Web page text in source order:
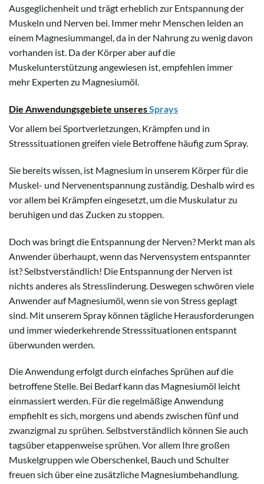
Ausgeglichenheit und trägt erheblich zur Entspannung der
Muskeln und Nerven bei. Immer mehr Menschen leiden an
einem Magnesiummangel, da in der Nahrung zu wenig davon
vorhanden ist. Da der Körper aber auf die
Muskelunterstützung angewiesen ist, empfehlen immer
mehr Experten zu Magnesiumöl.
Die Anwendungsgebiete unseresSprays
Vor allem bei Sportverletzungen, Krämpfen und in
Stresssituationen greifen viele Betroffene häufig zum Spray.
Sie bereits wissen, ist Magnesium in unserem Körper für die
Muskel- und Nervenentspannung zuständig. Deshalb wird es
vor allem bei Krämpfen eingesetzt, um die Muskulatur zu
beruhigen und das Zucken zu stoppen.
Doch was bringt die Entspannung der Nerven? Merkt man als
Anwender überhaupt, wenn das Nervensystem entspannter
ist? Selbstverständlich! Die Entspannung der Nerven ist
nichts anderes als Stresslinderung. Deswegen schwören viele
Anwender auf Magnesiumöl, wenn sie von Stress geplagt
sind. Mit unserem Spray können tägliche Herausforderungen
und immer wiederkehrende Stresssituationen entspannt
überwunden werden.
Die Anwendung erfolgt durch einfaches Sprühen auf die
betroffene Stelle. Bei Bedarf kann das Magnesiumöl leicht
einmassiert werden. Für die regelmäßige Anwendung
empfiehlt es sich, morgens und abends zwischen fünf und
zwanzigmal zu sprühen. Selbstverständlich können Sie auch
tagsüber etappenweise sprühen. Vor allem Ihre großen
Muskelgruppen wie Oberschenkel, Bauch und Schulter
freuen sich über eine zusätzliche Magnesiumbehandlung.